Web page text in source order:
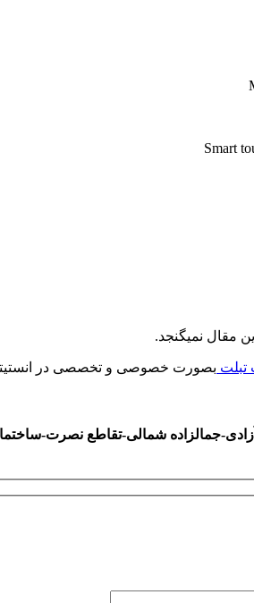
مقال نمیگنجد.
تبلت بصورت خصوصی و تخصصی در انستیتو
جمالزاده شمالی-تقاطع نصرت-ساختمان ۹۸-